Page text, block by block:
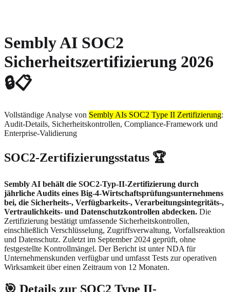
Sembly AI SOC2
Sicherheitszertifizierung 2026
🔒📋
Vollständige Analyse von Sembly AIs SOC2 Type II Zertifizierung:
Audit-Details, Sicherheitskontrollen, Compliance-Framework und
Enterprise-Validierung
SOC2-Zertifizierungsstatus 🏆
Sembly AI behält die SOC2-Typ-II-Zertifizierung durch
jährliche Audits eines Big-4-Wirtschaftsprüfungsunternehmens
bei, die Sicherheits-, Verfügbarkeits-, Verarbeitungsintegritäts-,
Vertraulichkeits- und Datenschutzkontrollen abdecken. Die
Zertifizierung bestätigt umfassende Sicherheitskontrollen,
einschließlich Verschlüsselung, Zugriffsverwaltung, Vorfallsreaktion
und Datenschutz. Zuletzt im September 2024 geprüft, ohne
festgestellte Kontrollmängel. Der Bericht ist unter NDA für
Unternehmenskunden verfügbar und umfasst Tests zur operativen
Wirksamkeit über einen Zeitraum von 12 Monaten.
🎯 Details zur SOC2 Type II-